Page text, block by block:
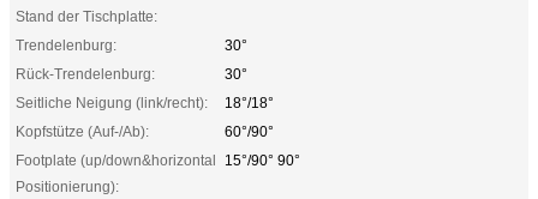
Stand der Tischplatte:
Trendelenburg:
30°
Rück-Trendelenburg:
30°
Seitliche Neigung (link/recht):
18°/18°
Kopfstütze (Auf-/Ab):
60°/90°
Footplate (up/down&horizontal
Positionierung):
15°/90° 90°